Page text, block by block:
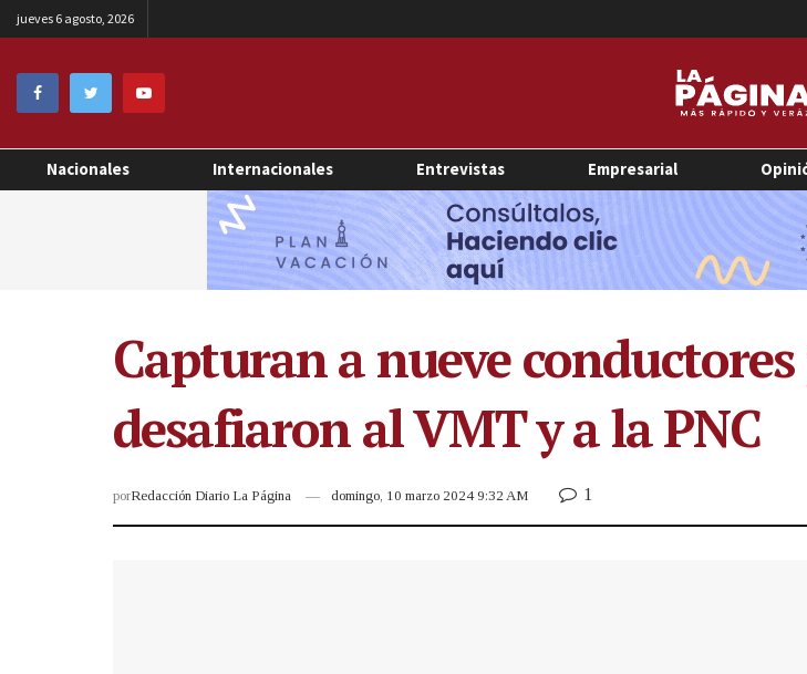
jueves 6 agosto, 2026
Nacionales Internacionales Entrevistas Empresarial
Capturan a nueve
desafiaron al VMT y a la PNC
porRedacción Diario La Página domingo, 10 marzo 2024 9:32 AM 1